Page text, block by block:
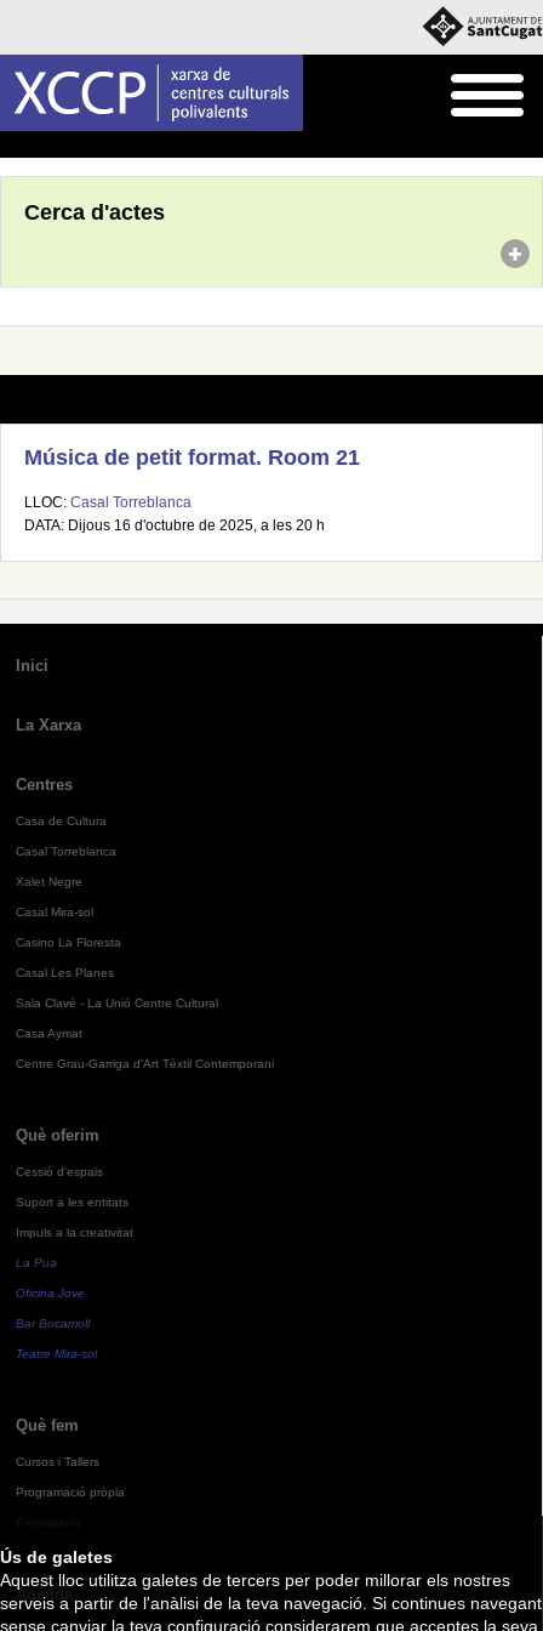
Ús de galetes
Aquest lloc utilitza galetes de tercers per poder millorar els nostres
serveis a partir de l'anàlisi de la teva navegació. Si continues navegant
sense canviar la teva configuració considerarem que acceptes la seva
Cerca d'actes
Música de petit format. Room 21
LLOC: Casal Torreblanca
DATA: Dijous 16 d'octubre de 2025, a les 20 h
Inici
La Xarxa
Centres
Casa de Cultura
Casal Torreblanca
Xalet Negre
Casal Mira-sol
Casino La Floresta
Casal Les Planes
Sala Clavé - La Unió Centre Cultural
Casa Aymat
Centre Grau-Garriga d'Art Tèxtil Contemporani
Què oferim
Cessió d'espais
Suport a les entitats
Impuls a la creativitat
La Pua
Oficina Jove
Bar Bocamoll
Teatre Mira-sol
Què fem
Cursos i Tallers
Programació pròpia
Agenda